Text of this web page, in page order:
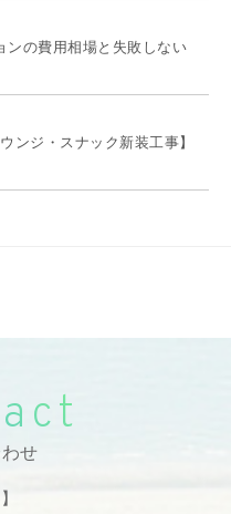
ンの費用相場と失敗しない
ンジ・スナック新装工事】
せ